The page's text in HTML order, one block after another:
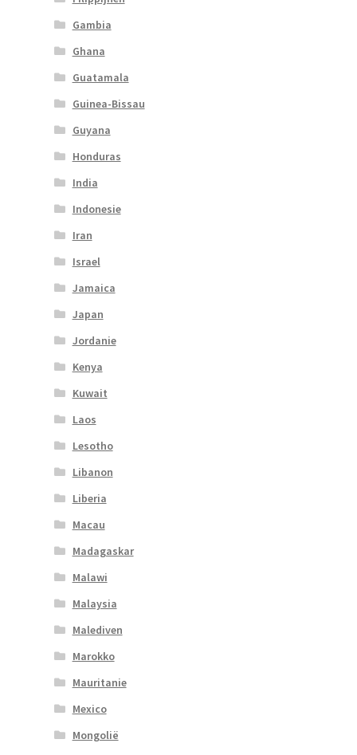
Gambia
Ghana
Guatamala
Guinea-Bissau
Guyana
Honduras
India
Indonesie
Iran
Israel
Jamaica
Japan
Jordanie
Kenya
Kuwait
Laos
Lesotho
Libanon
Liberia
Macau
Madagaskar
Malawi
Malaysia
Malediven
Marokko
Mauritanie
Mexico
Mongolië